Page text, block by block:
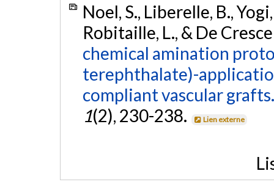
Noel, S., Liberelle, B.,
Robitaille, L., & De
chemical amination
terephthalate)-
compliant vascular grafts.
1(2), 230-238. Lien externe